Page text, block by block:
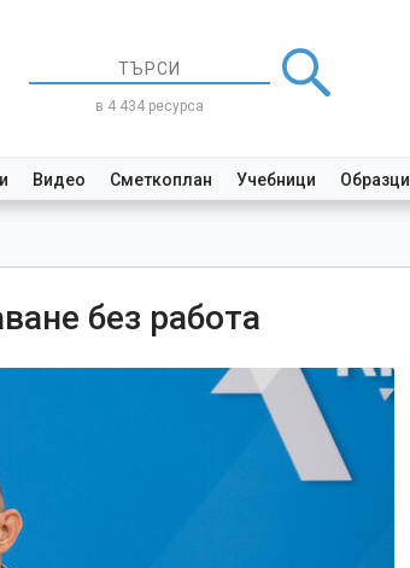
в 4 434 ресурса
Видео Сметкоплан Учебници Образци
без работа